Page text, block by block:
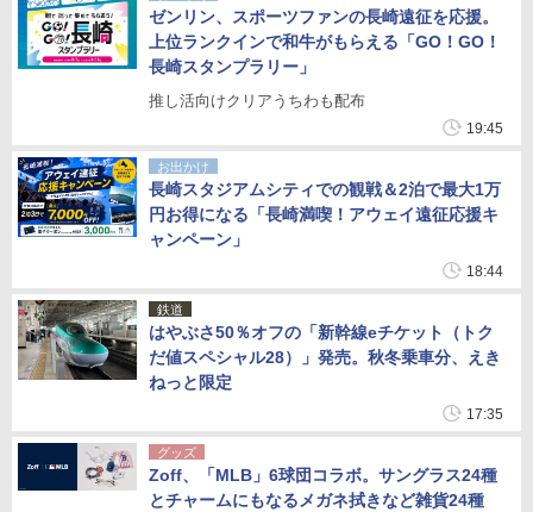
ゼンリン、スポーツファンの長崎遠征を応援。
上位ランクインで和牛がもらえる「GO！GO！
長崎スタンプラリー」
推し活向けクリアうちわも配布
19:45
お出かけ
長崎スタジアムシティでの観戦＆2泊で最大1万
円お得になる「長崎満喫！アウェイ遠征応援キ
ャンペーン」
18:44
鉄道
はやぶさ50％オフの「新幹線eチケット（トク
だ値スペシャル28）」発売。秋冬乗車分、えき
ねっと限定
17:35
グッズ
Zoff、「MLB」6球団コラボ。サングラス24種
とチャームにもなるメガネ拭きなど雑貨24種